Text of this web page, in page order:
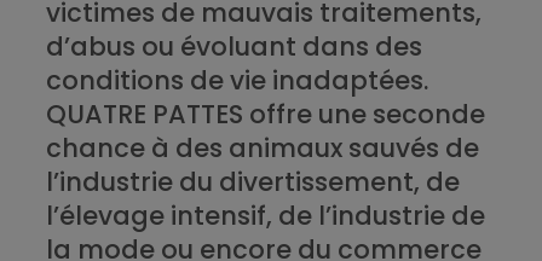
victimes de mauvais traitements,
d’abus ou évoluant dans des
conditions de vie inadaptées.
QUATRE PATTES offre une seconde
chance à des animaux sauvés de
l’industrie du divertissement, de
l’élevage intensif, de l’industrie de
la mode ou encore du commerce